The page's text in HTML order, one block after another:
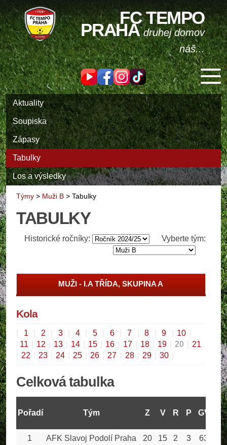
FC TEMPO
PRAHAdruhej domov
náš...
Aktuality
Soupiska
Zápasy
Tabulky
Los a výsledky
Týmy > Muži B > Tabulky
TABULKY
Historické ročníky: Vyberte tým:
MUŽI - I.A TŘÍDA, SKUPINA A
Kola
1 2 3 4 5 6 7 8 9 10
11
12 13 14 15 16 17 18 19 20
21
22 23 24 25 26 27 28 29 30
Celková tabulka
Pořadí Tým Z V R P GV GO
1 AFK Slavoj Podolí Praha 20 15 2 3 63 32